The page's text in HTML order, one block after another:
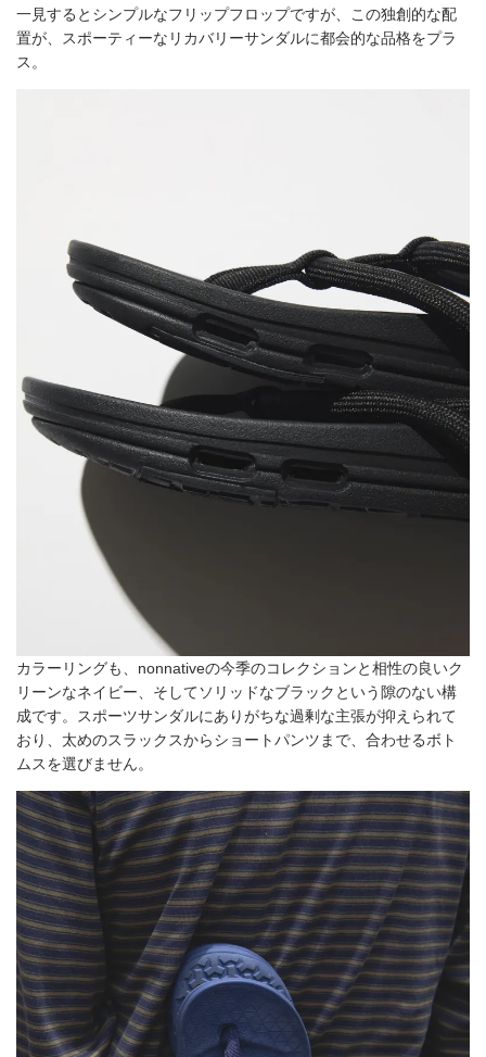
一見するとシンプルなフリップフロップですが、この独創的な配
置が、スポーティーなリカバリーサンダルに都会的な品格をプラ
ス。
カラーリングも、nonnativeの今季のコレクションと相性の良いク
リーンなネイビー、そしてソリッドなブラックという隙のない構
成です。スポーツサンダルにありがちな過剰な主張が抑えられて
おり、太めのスラックスからショートパンツまで、合わせるボト
ムスを選びません。